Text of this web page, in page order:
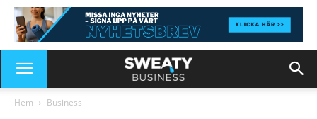
Hem Business